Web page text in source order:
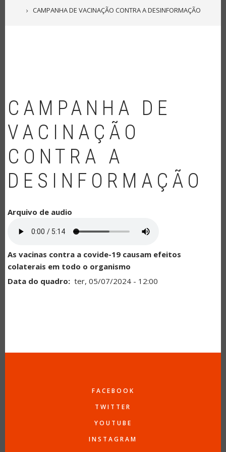
NAVEGAÇÃO
CAMPANHA DE VACINAÇÃO CONTRA A DESINFORMAÇÃO
CAMPANHA DE
VACINAÇÃO
CONTRA A
DESINFORMAÇÃO
Arquivo de audio
As vacinas contra a covide-19 causam efeitos
colaterais em todo o organismo
Data do quadro
ter, 05/07/2024 - 12:00
FACEBOOK
TWITTER
YOUTUBE
INSTAGRAM